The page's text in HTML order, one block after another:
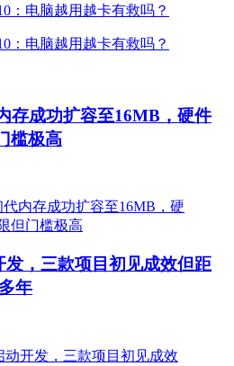
存成功扩容至16MB，硬件
槛极高
发，三款项目初见成效但距
年